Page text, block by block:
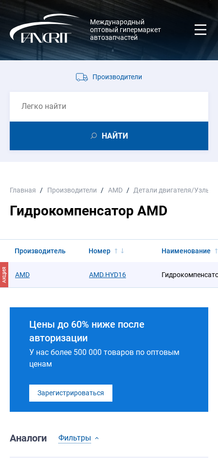
Международный
оптовый гипермаркет
автозапчастей
Производители
НАЙТИ
Главная Производители AMD Детали двигателя/Узлы и
Гидрокомпенсатор AMD
Производитель Номер Наименование
АКЦИЯ AMD AMD.HYD16
Цены до 60% ниже после
авторизации
У нас более 500 000 товаров по оптовым
ценам
Зарегистрироваться
Аналоги Фильтры